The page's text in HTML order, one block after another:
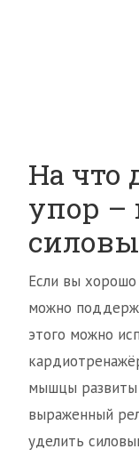
На что
упор –
Если вы
можно
этого можно
мышцы развиты
выраженный
уделить